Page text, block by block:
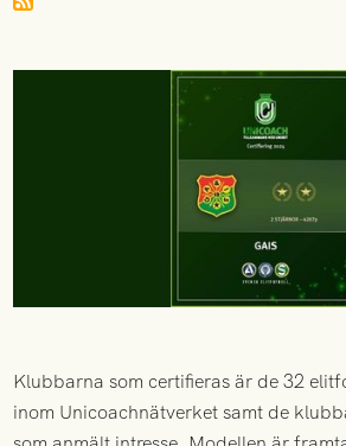
Klubbarna som certifieras är de 32
inom Unicoachnätverket samt de